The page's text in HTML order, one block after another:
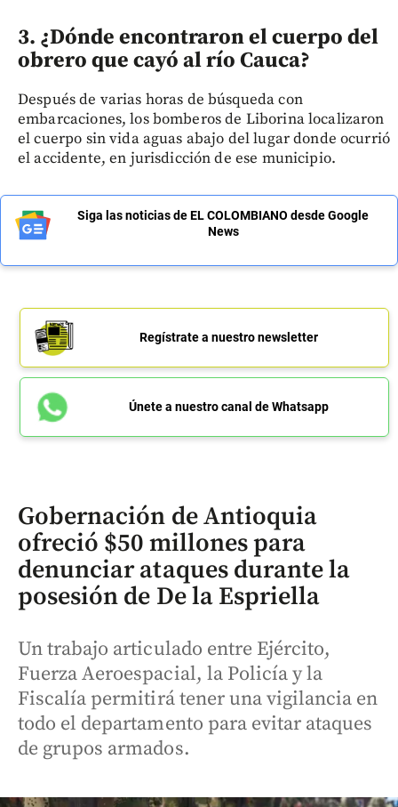
3. ¿Dónde encontraron el cuerpo del
obrero que cayó al río Cauca?
Después de varias horas de búsqueda con
embarcaciones, los bomberos de Liborina localizaron
el cuerpo sin vida aguas abajo del lugar donde ocurrió
el accidente, en jurisdicción de ese municipio.
Siga las noticias de EL COLOMBIANO desde Google
News
Regístrate a nuestro newsletter
Únete a nuestro canal de Whatsapp
Gobernación de Antioquia
ofreció $50 millones para
denunciar ataques durante la
posesión de De la Espriella
Un trabajo articulado entre Ejército,
Fuerza Aeroespacial, la Policía y la
Fiscalía permitirá tener una vigilancia en
todo el departamento para evitar ataques
de grupos armados.